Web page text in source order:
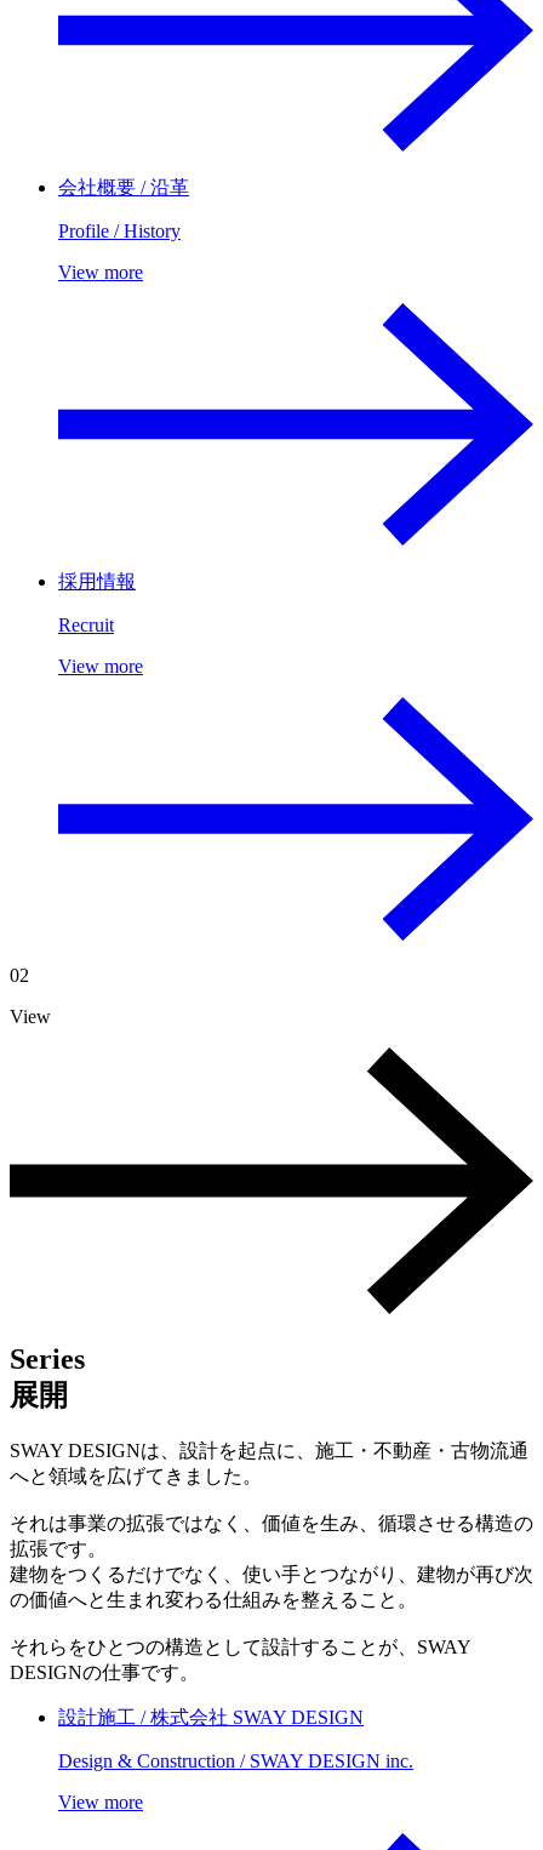
会社概要 / 沿革
Profile / History
View more
採用情報
Recruit
View more
02
View
Series
展開
SWAY DESIGNは、設計を起点に、施工・不動産・古物流通
へと領域を広げてきました。
それは事業の拡張ではなく、価値を生み、循環させる構造の
拡張です。
建物をつくるだけでなく、使い手とつながり、建物が再び次
の価値へと生まれ変わる仕組みを整えること。
それらをひとつの構造として設計することが、SWAY
DESIGNの仕事です。
設計施工 / 株式会社 SWAY DESIGN
Design & Construction / SWAY DESIGN inc.
View more